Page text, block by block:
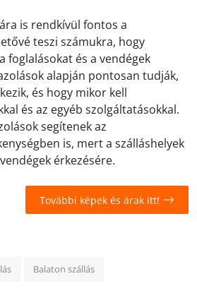
is rendkívül fontos a
teszi számukra, hogy
foglalásokat és a vendégek
alapján pontosan tudják,
és hogy mikor kell
és az egyéb szolgáltatásokkal.
segítenek az
is, mert a szálláshelyek
érkezésére.
További képek és árak itt!
Balaton szállás